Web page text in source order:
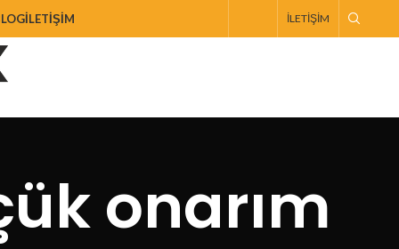
İLETIŞIM İLETIŞIM
onarım